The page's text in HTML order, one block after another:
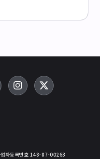
자등록번호 148-87-00263